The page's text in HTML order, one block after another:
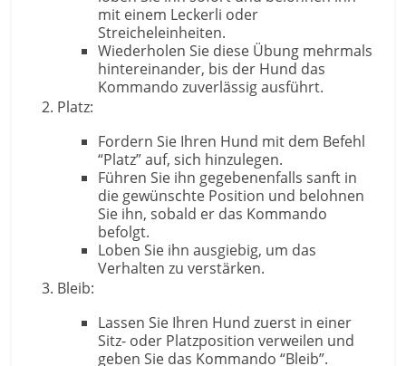
mit einem Leckerli oder
Streicheleinheiten.
Wiederholen Sie diese Übung mehrmals
hintereinander, bis der Hund das
Kommando zuverlässig ausführt.
Platz:
Fordern Sie Ihren Hund mit dem Befehl
“Platz” auf, sich hinzulegen.
Führen Sie ihn gegebenenfalls sanft in
die gewünschte Position und belohnen
Sie ihn, sobald er das Kommando
befolgt.
Loben Sie ihn ausgiebig, um das
Verhalten zu verstärken.
Bleib:
Lassen Sie Ihren Hund zuerst in einer
Sitz- oder Platzposition verweilen und
geben Sie das Kommando “Bleib”.